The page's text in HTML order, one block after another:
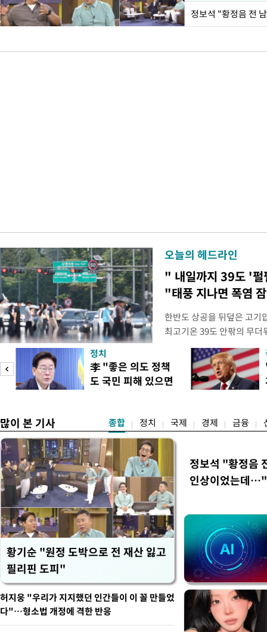
오늘의 헤드라인
" 내일까지 39도 '펄
"태풍 지나면 폭염
한반도 상공을 뒤덮은 고기
최고기온 39도 안팎의 무
'돌핀'이 지나며 기압계가
으로 주춤할 것으로 기상청
정례 브리핑을 열고 이같이
관은 "상층까지 잘 연결된
정치
李 "좋은 의도 정책
도 국민 피해 있으면
많이 본 기사 종합 정치 국제 경제 금융
황기순 "원정 도박으로 전 재산 잃고
필리핀 도피"
정보석 "황정음
인상이었는데…"
허지웅 "우리가 지지했던 인간들이 이 꼴 만들었
다"…형소법 개정에 격한 반응